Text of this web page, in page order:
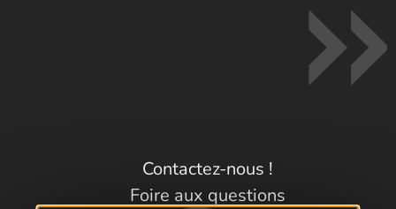
Contactez-nous !
Foire aux questions